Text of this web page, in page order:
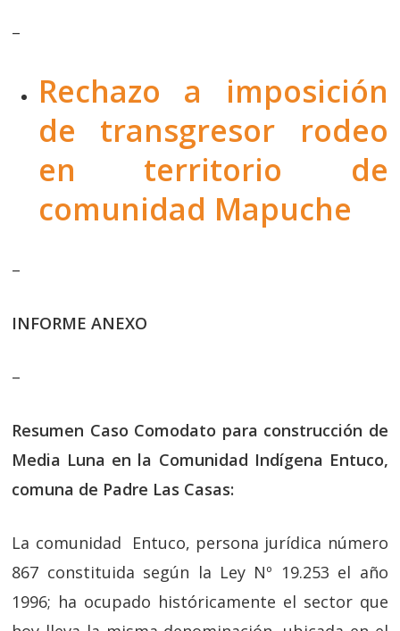
–
Rechazo a imposición
de transgresor rodeo
en territorio de
comunidad Mapuche
–
INFORME ANEXO
–
Resumen Caso Comodato para construcción de
Media Luna en la Comunidad Indígena Entuco,
comuna de Padre Las Casas:
La comunidad Entuco, persona jurídica número
867 constituida según la Ley Nº 19.253 el año
1996; ha ocupado históricamente el sector que